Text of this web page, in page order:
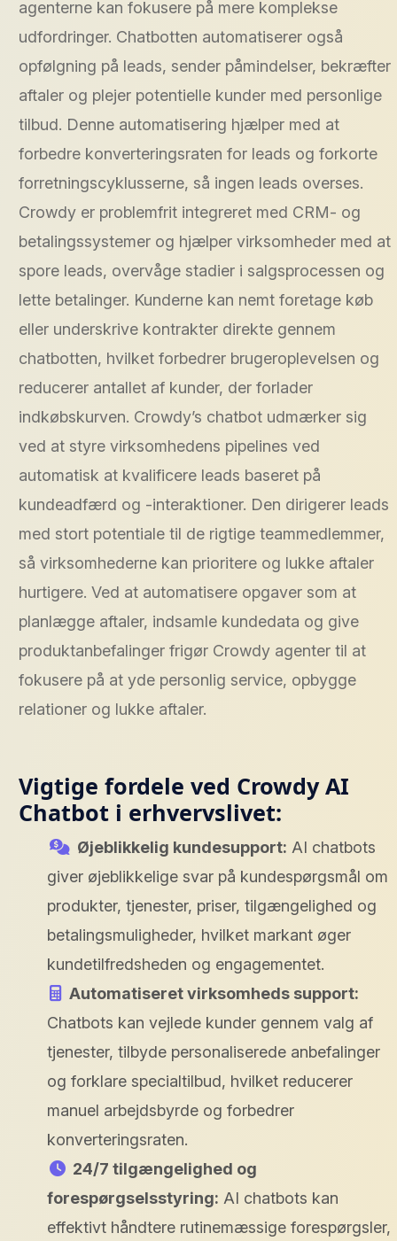
agenterne kan fokusere på mere komplekse
udfordringer. Chatbotten automatiserer også
opfølgning på leads, sender påmindelser, bekræfter
aftaler og plejer potentielle kunder med personlige
tilbud. Denne automatisering hjælper med at
forbedre konverteringsraten for leads og forkorte
forretningscyklusserne, så ingen leads overses.
Crowdy er problemfrit integreret med CRM- og
betalingssystemer og hjælper virksomheder med at
spore leads, overvåge stadier i salgsprocessen og
lette betalinger. Kunderne kan nemt foretage køb
eller underskrive kontrakter direkte gennem
chatbotten, hvilket forbedrer brugeroplevelsen og
reducerer antallet af kunder, der forlader
indkøbskurven. Crowdy’s chatbot udmærker sig
ved at styre virksomhedens pipelines ved
automatisk at kvalificere leads baseret på
kundeadfærd og -interaktioner. Den dirigerer leads
med stort potentiale til de rigtige teammedlemmer,
så virksomhederne kan prioritere og lukke aftaler
hurtigere. Ved at automatisere opgaver som at
planlægge aftaler, indsamle kundedata og give
produktanbefalinger frigør Crowdy agenter til at
fokusere på at yde personlig service, opbygge
relationer og lukke aftaler.
Vigtige fordele ved Crowdy AI
Chatbot i erhvervslivet:
Øjeblikkelig kundesupport: AI chatbots
giver øjeblikkelige svar på kundespørgsmål om
produkter, tjenester, priser, tilgængelighed og
betalingsmuligheder, hvilket markant øger
kundetilfredsheden og engagementet.
Automatiseret virksomheds support:
Chatbots kan vejlede kunder gennem valg af
tjenester, tilbyde personaliserede anbefalinger
og forklare specialtilbud, hvilket reducerer
manuel arbejdsbyrde og forbedrer
konverteringsraten.
24/7 tilgængelighed og
forespørgselsstyring: AI chatbots kan
effektivt håndtere rutinemæssige forespørgsler,